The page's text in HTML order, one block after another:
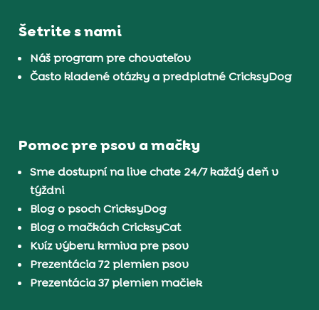
Šetrite s nami
Náš program pre chovateľov
Často kladené otázky a predplatné CricksyDog
Pomoc pre psov a mačky
Sme dostupní na live chate 24/7 každý deň v
týždni
Blog o psoch CricksyDog
Blog o mačkách CricksyCat
Kvíz výberu krmiva pre psov
Prezentácia 72 plemien psov
Prezentácia 37 plemien mačiek